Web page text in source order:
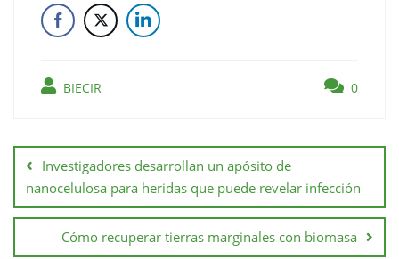
BIECIR 0
Investigadores desarrollan un apósito de
nanocelulosa para heridas que puede revelar infección
Cómo recuperar tierras marginales con biomasa